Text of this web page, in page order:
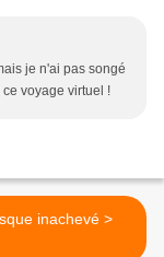
je n'ai pas songé
voyage virtuel !
l'obélisque inachevé >